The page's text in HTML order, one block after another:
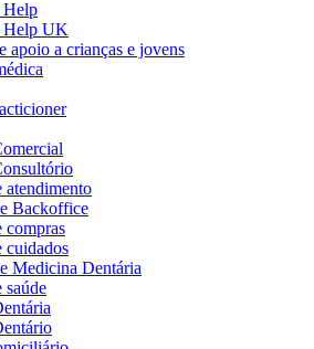
Help
Help UK
apoio a crianças e jovens
atendimento
Backoffice
compras
cuidados
Medicina Dentária
saúde